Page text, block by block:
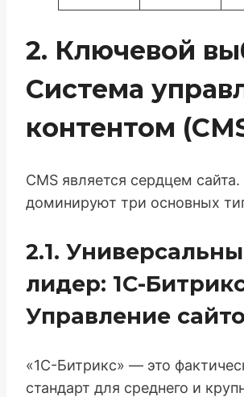
2. Ключевой
Система
контентом
CMS является сердцем
доминируют три основных
2.1.
лидер: 1С-
Управление
«1С-Битрикс» — это
стандарт для среднего и